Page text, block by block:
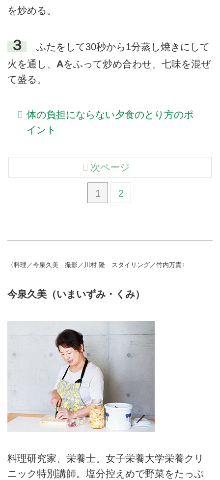
を炒める。
３
ふたをして30秒から1分蒸し焼きにして
火を通し、 Aをふって炒め合わせ、七味を混ぜ
て盛る。
体の負担にならない夕食のとり方のポ
イント
1 2
次ページ
〈料理／今泉久美 撮影／川村 隆 スタイリング／竹内万貴〉
今泉久美（いまいずみ・くみ）
料理研究家、栄養士。女子栄養大学栄養クリ
ニック特別講師。塩分控えめで野菜をたっぷ